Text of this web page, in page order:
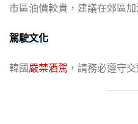
市區油價較貴，建議在郊區加
駕駛文化
韓國嚴禁酒駕 ，請務必遵守